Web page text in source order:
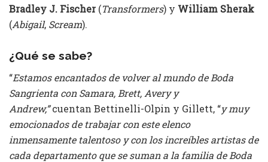
Bradley J. Fischer(Transformers) y William Sherak
(Abigail, Scream).
¿Qué se sabe?
“Estamos encantados de volver al mundo de Boda
Sangrienta con Samara, Brett, Avery y
Andrew,”cuentan Bettinelli-Olpin y Gillett, “y muy
emocionados de trabajar con este elenco
inmensamente talentoso y con los increíbles artistas de
cada departamento que se suman a la familia de Boda